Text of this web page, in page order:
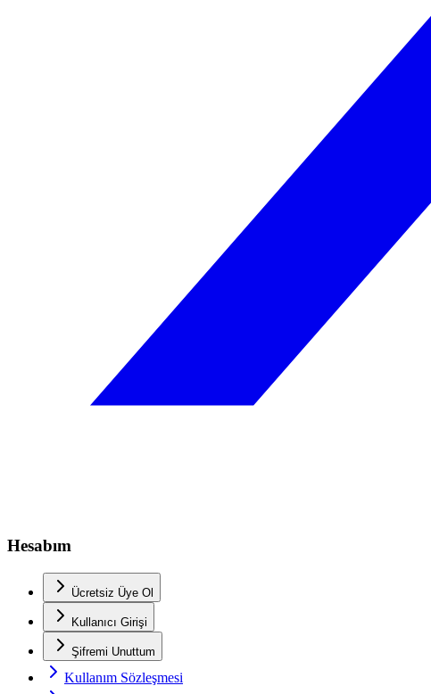
Hesabım
Ücretsiz Üye Ol
Kullanıcı Girişi
Şifremi Unuttum
Kullanım Sözleşmesi